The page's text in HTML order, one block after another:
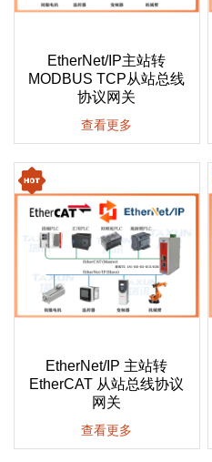
EtherNet/IP主站转
MODBUS TCP从站总线
协议网关
查看更多
EtherNet/IP 主站转
EtherCAT 从站总线协议
网关
查看更多